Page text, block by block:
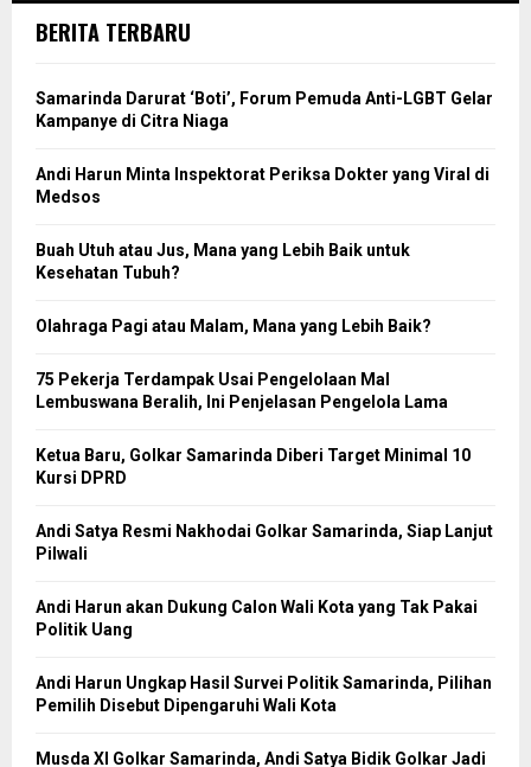
BERITA TERBARU
Samarinda Darurat ‘Boti’, Forum Pemuda Anti-LGBT Gelar
Kampanye di Citra Niaga
Andi Harun Minta Inspektorat Periksa Dokter yang Viral di
Medsos
Buah Utuh atau Jus, Mana yang Lebih Baik untuk
Kesehatan Tubuh?
Olahraga Pagi atau Malam, Mana yang Lebih Baik?
75 Pekerja Terdampak Usai Pengelolaan Mal
Lembuswana Beralih, Ini Penjelasan Pengelola Lama
Ketua Baru, Golkar Samarinda Diberi Target Minimal 10
Kursi DPRD
Andi Satya Resmi Nakhodai Golkar Samarinda, Siap Lanjut
Pilwali
Andi Harun akan Dukung Calon Wali Kota yang Tak Pakai
Politik Uang
Andi Harun Ungkap Hasil Survei Politik Samarinda, Pilihan
Pemilih Disebut Dipengaruhi Wali Kota
Musda XI Golkar Samarinda, Andi Satya Bidik Golkar Jadi